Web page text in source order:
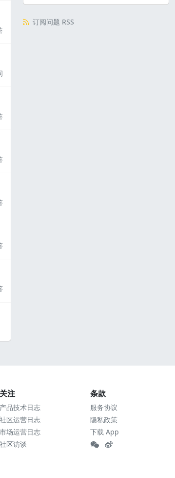
订阅问题 RSS
关注
产品技术日志
社区运营日志
市场运营日志
社区访谈
条款
服务协议
隐私政策
下载 App